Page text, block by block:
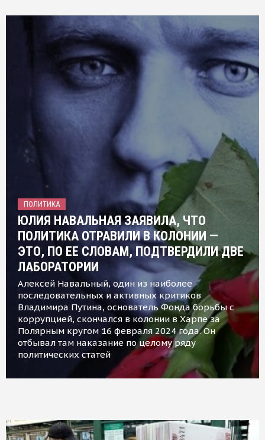
ПОЛИТИКА
ЮЛИЯ НАВАЛЬНАЯ ЗАЯВИЛА, ЧТО
ПОЛИТИКА ОТРАВИЛИ В КОЛОНИИ —
ЭТО, ПО ЕЕ СЛОВАМ, ПОДТВЕРДИЛИ ДВЕ
ЛАБОРАТОРИИ
Алексей Навальный, один из наиболее
последовательных и активных критиков
Владимира Путина, основатель Фонда борьбы с
коррупцией, скончался в колонии в Харпе за
Полярным кругом 16 февраля 2024 года. Он
отбывал там наказание по целому ряду
политических статей